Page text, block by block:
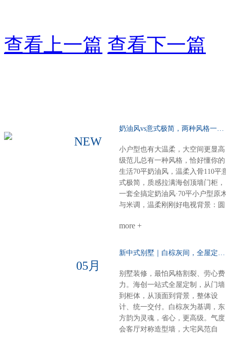
查看上一篇 查看下一篇
NEW
小户型也有大温柔，大空间更显高
级范儿总有一种风格，恰好懂你的
生活70平奶油风，温柔入骨110平
式极简，质感拉满海创顶墙门柜，
一套全搞定奶油风·70平小户型原
与米调，温柔刚刚好电视背景：圆
虽小却全，定制柜配套温馨精致整
适感意式极简·110平大户型高级不
计，干净利落沙发背景：奢石点
缀，一眼高级餐厅定制柜：泰国进
口索纳彩系列，质感出众卧室：墙
柜一体化，统一又高级厨房阳台顶
部：博格铝蜂窝大板，内嵌磁吸轨
道与灯具，简约时尚一站式整装，
more +
05月
别墅装修，最怕风格割裂、劳心费
力。海创一站式全屋定制，从门墙
到柜体，从顶面到背景，整体设
计、统一交付。白棕灰为基调，东
方韵为灵魂，省心，更高级。气度
会客厅对称造型墙，大宅风范自